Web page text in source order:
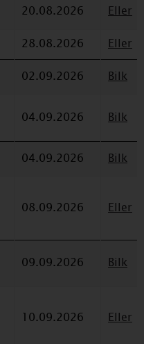
20.08.2026
Eller
28.08.2026
Eller
02.09.2026
Bilk
04.09.2026 Bilk
04.09.2026
Bilk
08.09.2026 Eller
09.09.2026 Bilk
10.09.2026 Eller